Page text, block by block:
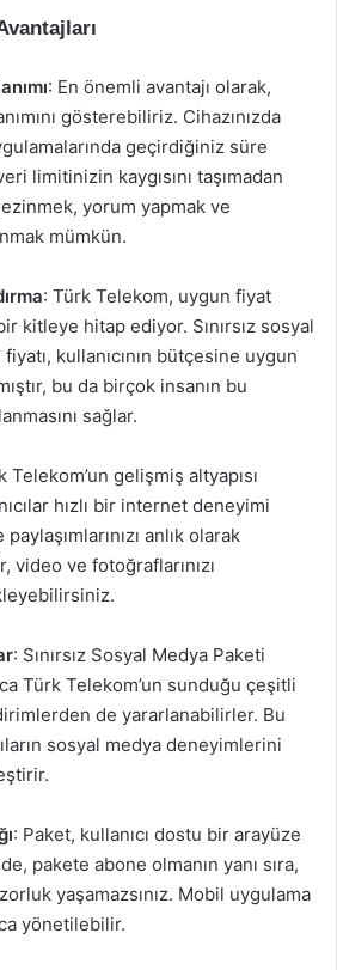
: En önemli avantajı olarak,
gösterebiliriz. Cihazınızda
geçirdiğiniz süre
limitinizin kaygısını taşımadan
yorum yapmak ve
mümkün.
: Türk Telekom, uygun fiyat
kitleye hitap ediyor. Sınırsız sosyal
kullanıcının bütçesine uygun
bu da birçok insanın bu
sağlar.
Telekom’un gelişmiş altyapısı
hızlı bir internet deneyimi
anlık olarak
ve fotoğraflarınızı
: Sınırsız Sosyal Medya Paketi
Türk Telekom’un sunduğu çeşitli
de yararlanabilirler. Bu
sosyal medya deneyimlerini
: Paket, kullanıcı dostu bir arayüze
pakete abone olmanın yanı sıra,
yaşamazsınız. Mobil uygulama
yönetilebilir.